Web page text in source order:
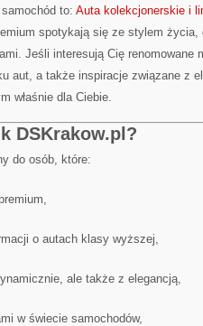
to: Auta kolekcjonerskie i
spotykają się ze stylem życia,
Jeśli interesują Cię renomowane
aut, a także inspiracje związane z
właśnie dla Ciebie.
DSKrakow.pl?
do osób, które:
o autach klasy wyższej,
ale także z elegancją,
w świecie samochodów,